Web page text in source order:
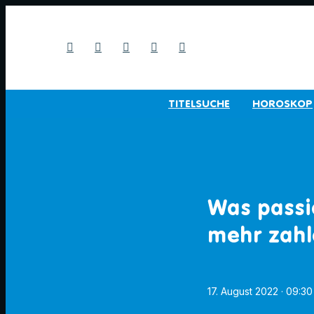
TITELSUCHE HOROSKOP
Was
mehr
17. August 2022 ·